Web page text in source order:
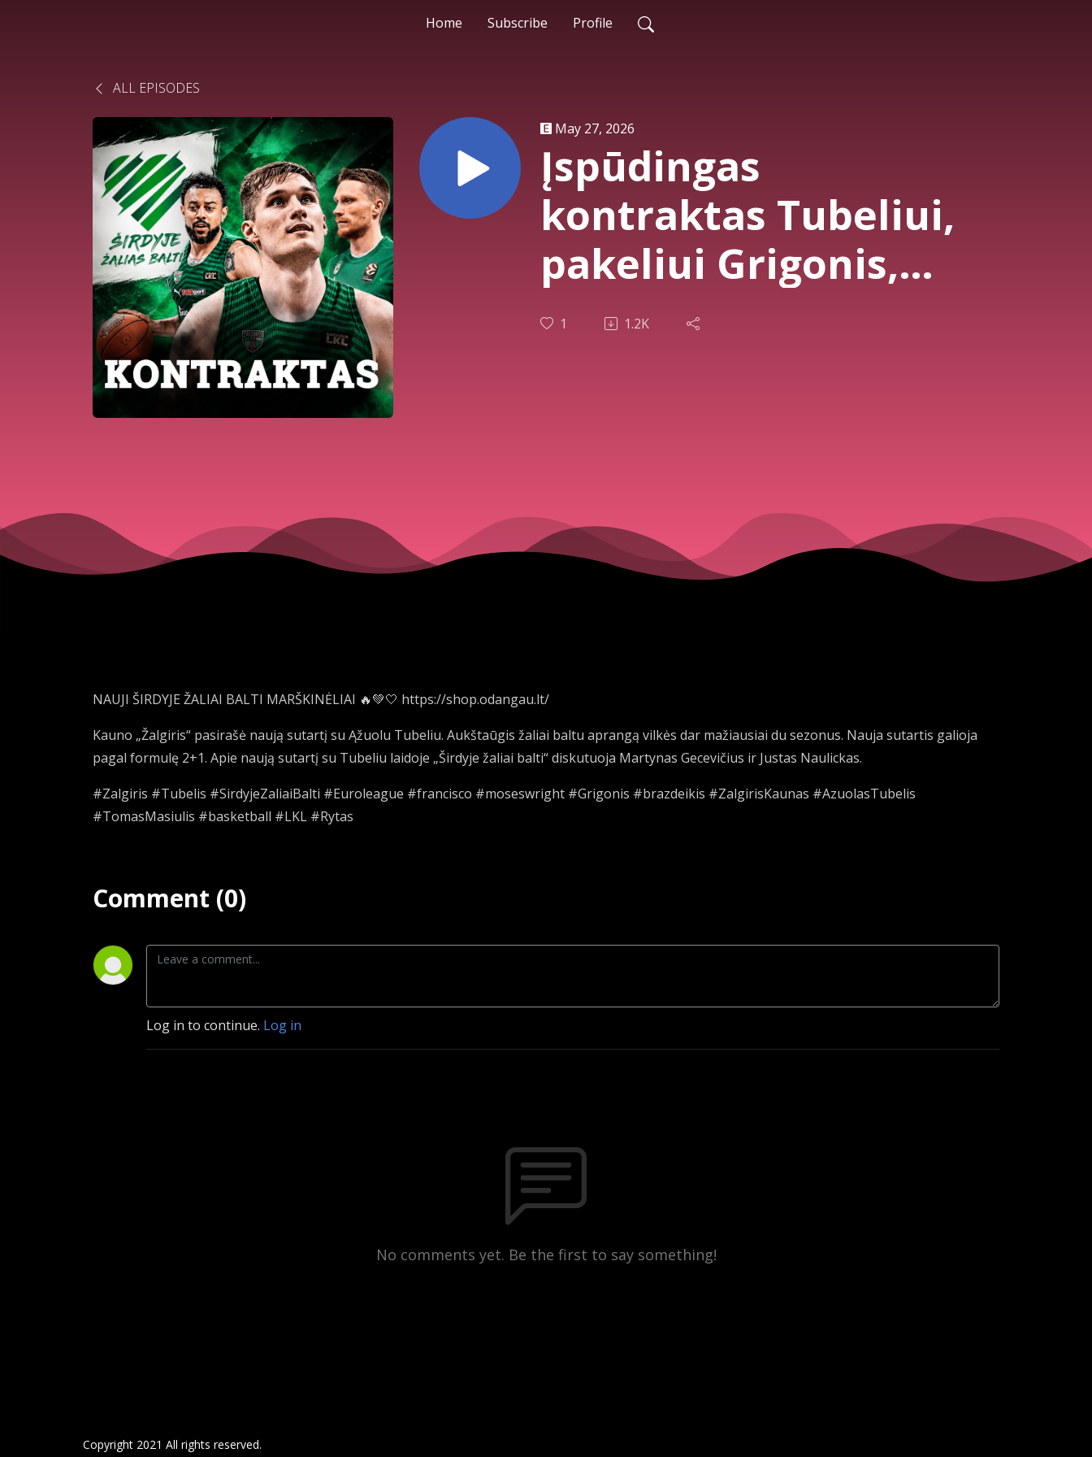
Home Subscribe Profile
ALL EPISODES
May 27, 2026
Įspūdingas
kontraktas Tubeliui,
pakeliui Grigonis,
„Žalgirio“ kova dėl
1 1.2K
NAUJI ŠIRDYJE ŽALIAI BALTI MARŠKINĖLIAI 🔥💚🤍 https://shop.odangau.lt/
Kauno „Žalgiris“ pasirašė naują sutartį su Ąžuolu Tubeliu. Aukštaūgis žaliai baltu aprangą vilkės dar mažiausiai du sezonus. Nauja sutartis galioja
pagal formulę 2+1. Apie naują sutartį su Tubeliu laidoje „Širdyje žaliai balti“ diskutuoja Martynas Gecevičius ir Justas Naulickas.
#Zalgiris #Tubelis #SirdyjeZaliaiBalti #Euroleague #francisco #moseswright #Grigonis #brazdeikis #ZalgirisKaunas #AzuolasTubelis
#TomasMasiulis #basketball #LKL #Rytas
Comment (0)
Log in to continue. Log in
No comments yet. Be the first to say something!
Copyright 2021 All rights reserved.